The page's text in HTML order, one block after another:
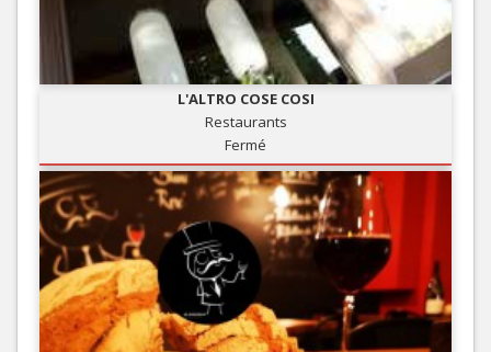
L'ALTRO COSE COSI
Restaurants
Fermé